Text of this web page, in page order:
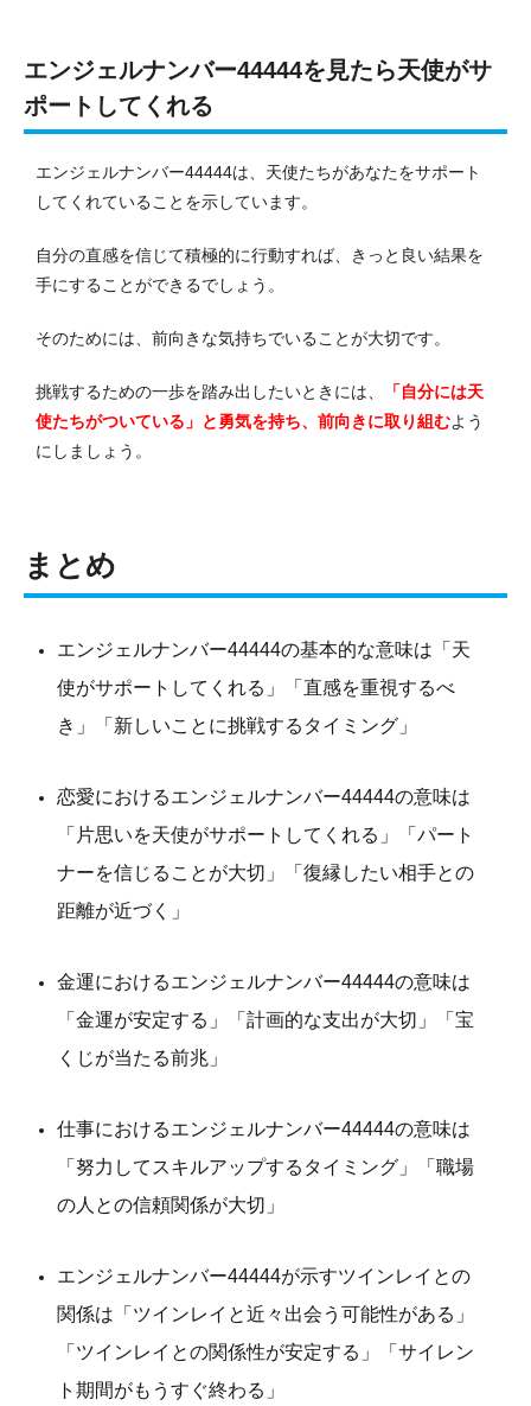
エンジェルナンバー44444を見たら天使がサ
ポートしてくれる
エンジェルナンバー44444は、天使たちがあなたをサポート
してくれていることを示しています。
自分の直感を信じて積極的に行動すれば、きっと良い結果を
手にすることができるでしょう。
そのためには、前向きな気持ちでいることが大切です。
挑戦するための一歩を踏み出したいときには、
「自分には天
使たちがついている」と勇気を持ち、前向きに取り組むよう
にしましょう。
まとめ
エンジェルナンバー44444の基本的な意味は「天
使がサポートしてくれる」「直感を重視するべ
き」「新しいことに挑戦するタイミング」
恋愛におけるエンジェルナンバー44444の意味は
「片思いを天使がサポートしてくれる」「パート
ナーを信じることが大切」「復縁したい相手との
距離が近づく」
金運におけるエンジェルナンバー44444の意味は
「金運が安定する」「計画的な支出が大切」「宝
くじが当たる前兆」
仕事におけるエンジェルナンバー44444の意味は
「努力してスキルアップするタイミング」「職場
の人との信頼関係が大切」
エンジェルナンバー44444が示すツインレイとの
関係は「ツインレイと近々出会う可能性がある」
「ツインレイとの関係性が安定する」「サイレン
ト期間がもうすぐ終わる」